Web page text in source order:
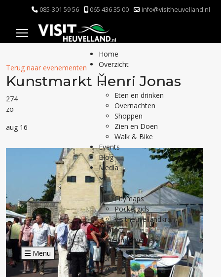
085-301 59 56 065 436 35 00 info@visitheuvelland.nl
Menu
Home
Overzicht
Eten en drinken
Overnachten
Shoppen
Zien en Doen
Walk & Bike
Events
Blog
Media
Citymaps
Pocketgids
Visitheuvellandkrant
Contact
Voor ondernemers
Home
Overzicht
Terug naar evenementen
Kunstmarkt Henri Jonas
274
zo
aug 16